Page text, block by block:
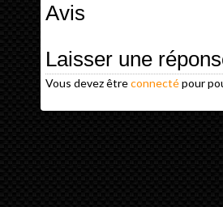
Avis
Laisser une
Vous devez êtreconnectépour